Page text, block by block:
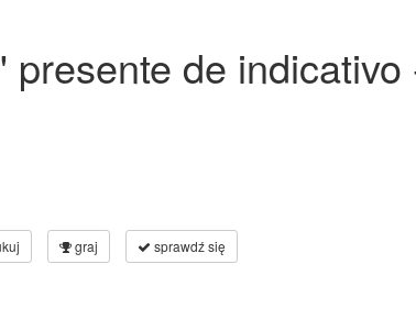
de
graj sprawdź się